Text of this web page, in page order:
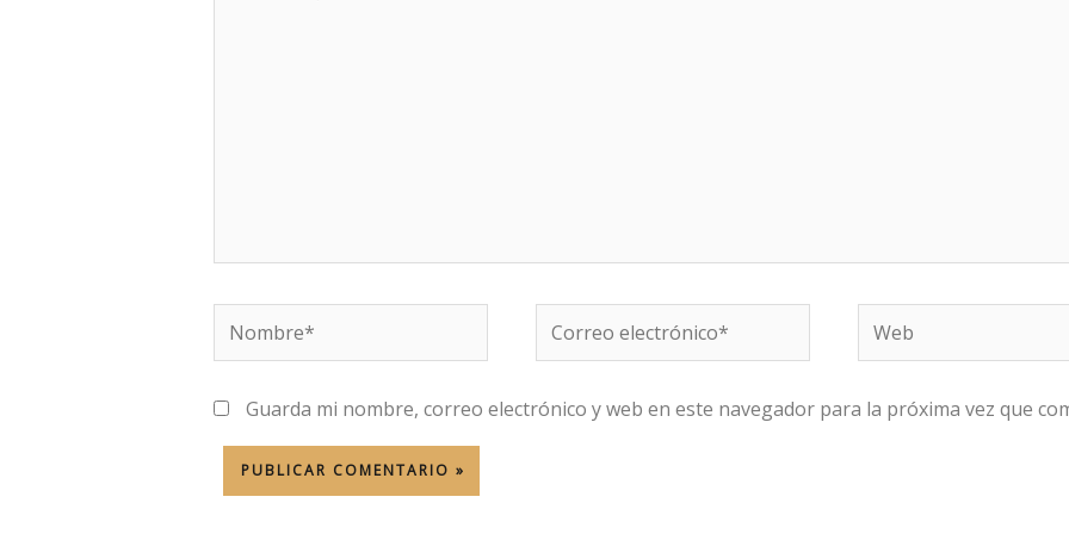
Nombre*
Correo
electrónico*
Web
Guarda mi nombre, correo electrónico y web en este navegador para la próxima vez que